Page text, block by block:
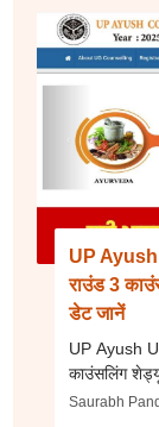
UP
राउंड 3
डेट जानें
UP Ayush
काउंसलिंग
Saurabh